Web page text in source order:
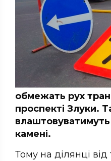
обмежать рух
проспекті Злуки.
камені.
Тому на ділянці від